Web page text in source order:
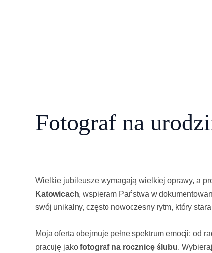
Fotograf na
Wielkie jubileusze wymagają wielkiej oprawy, a
Katowicach, wspieram Państwa w
swój unikalny, często nowoczesny rytm, który
Moja oferta obejmuje pełne spektrum emocji: od
pracuję jako fotograf na rocznicę ślubu.